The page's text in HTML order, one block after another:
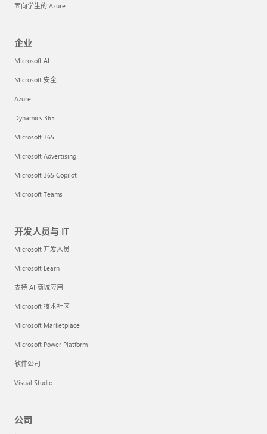
面向学生的 Azure
企业
Microsoft AI
Microsoft 安全
Azure
Dynamics 365
Microsoft 365
Microsoft Advertising
Microsoft 365 Copilot
Microsoft Teams
开发人员与 IT
Microsoft 开发人员
Microsoft Learn
支持 AI 商城应用
Microsoft 技术社区
Microsoft Marketplace
Microsoft Power Platform
软件公司
Visual Studio
公司